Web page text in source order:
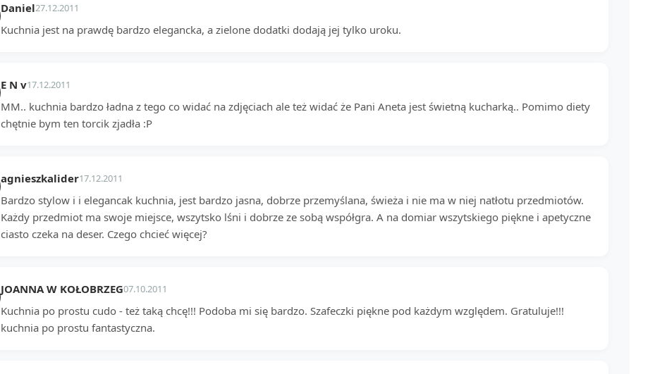
Daniel27.12.2011
Kuchnia jest na prawdę bardzo elegancka, a zielone dodatki dodają jej tylko uroku.
E N v17.12.2011
MM.. kuchnia bardzo ładna z tego co widać na zdjęciach ale też widać że Pani Aneta jest świetną kucharką.. Pomimo diety
chętnie bym ten torcik zjadła :P
agnieszkalider17.12.2011
Bardzo stylow i i elegancak kuchnia, jest bardzo jasna, dobrze przemyślana, świeża i nie ma w niej natłotu przedmiotów.
Każdy przedmiot ma swoje miejsce, wszytsko lśni i dobrze ze sobą współgra. A na domiar wszytskiego piękne i apetyczne
ciasto czeka na deser. Czego chcieć więcej?
JOANNA W KOŁOBRZEG07.10.2011
Kuchnia po prostu cudo - też taką chcę!!! Podoba mi się bardzo. Szafeczki piękne pod każdym względem. Gratuluje!!!
kuchnia po prostu fantastyczna.